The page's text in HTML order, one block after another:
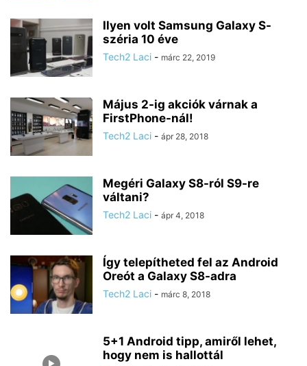
Ilyen volt Samsung Galaxy S-
széria 10 éve
Tech2 Laci - márc 22, 2019
Május 2-ig akciók várnak a
FirstPhone-nál!
Tech2 Laci - ápr 28, 2018
Megéri Galaxy S8-ról S9-re
váltani?
Tech2 Laci - ápr 4, 2018
Így telepítheted fel az Android
Oreót a Galaxy S8-adra
Tech2 Laci - márc 8, 2018
5+1 Android tipp, amiről lehet,
hogy nem is hallottál